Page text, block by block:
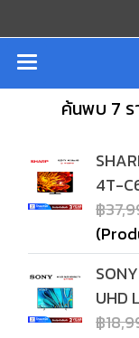
ค้นพบ 7 ร
4T-
฿
UHD
฿